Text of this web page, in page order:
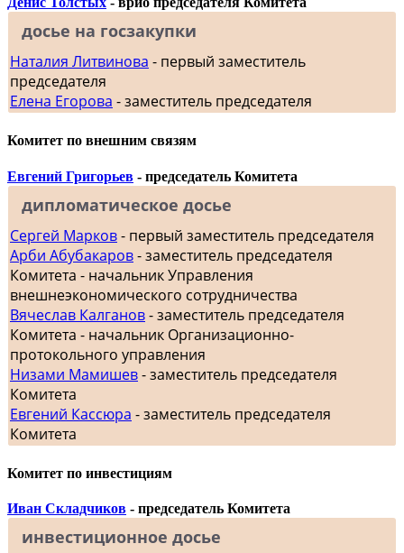
досье на госзакупки
Наталия Литвинова - первый заместитель
председателя
Елена Егорова - заместитель председателя
Комитет по внешним связям
Евгений Григорьев - председатель Комитета
дипломатическое досье
Сергей Марков- первый заместитель председателя
Арби Абубакаров- заместитель председателя
Комитета - начальник Управления
внешнеэкономического сотрудничества
Вячеслав Калганов- заместитель председателя
Комитета - начальник Организационно-
протокольного управления
Низами Мамишев- заместитель председателя
Комитета
Евгений Кассюра - заместитель председателя
Комитета
Комитет по инвестициям
Иван Складчиков - председатель Комитета
инвестиционное досье